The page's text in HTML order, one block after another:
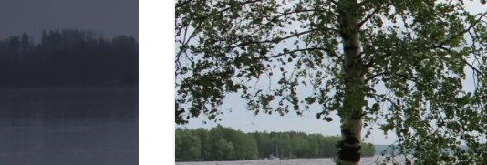
JÄSENSEURAT
HALLITUS 2025
KYLÄKUVIA
KYLÄKOULUT
KYLIEN KIRKOT